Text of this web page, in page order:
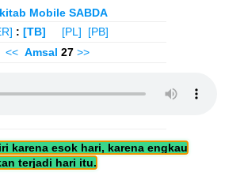
Mobile SABDA
: [TB] [PL]
[PB]
<< Amsal 27 >>
karena esok hari, karena engkau
terjadi hari itu.